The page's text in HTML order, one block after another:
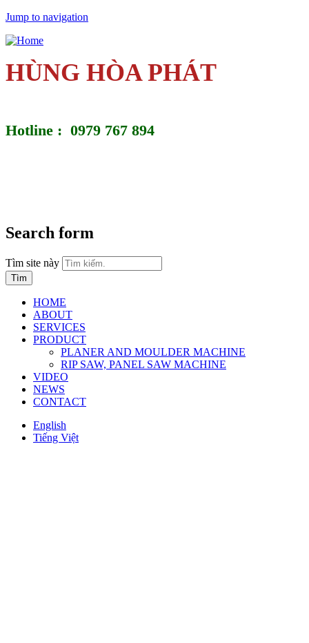
Jump to navigation
HÙNG HÒA PHÁT
Hotline : 0979 767 894
Search form
Tìm site này
HOME
ABOUT
SERVICES
PRODUCT
PLANER AND MOULDER MACHINE
RIP SAW, PANEL SAW MACHINE
VIDEO
NEWS
CONTACT
English
Tiếng Việt